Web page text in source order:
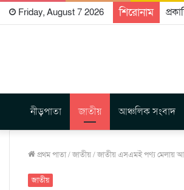
Friday, August 7 2026 শিরোনাম
নীড়পাতা জাতীয় আঞ্চলিক সংবাদ
প্রথম পাতা/জাতীয়/জাতীয় এসএমই পণ্য মেলায়
জাতীয়